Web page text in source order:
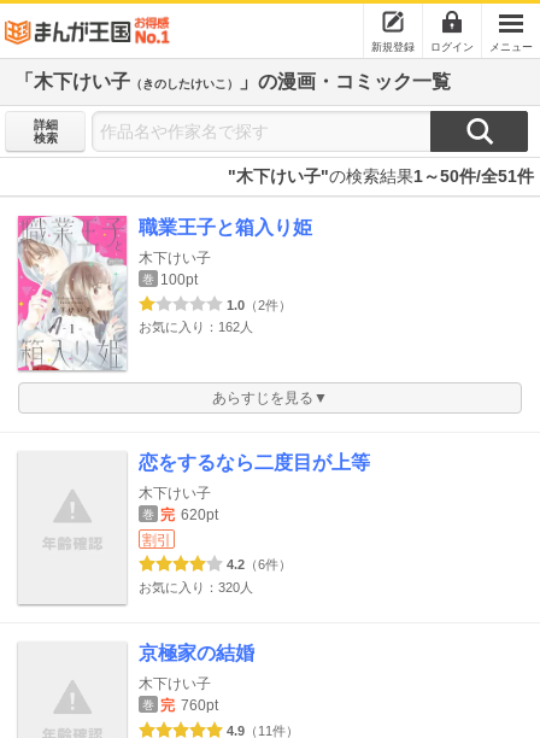
新規登録 ログイン メニュー
「木下けい子 （きのしたけいこ） 」の漫画・コミック一覧
詳細
検索
"木下けい子"の検索結果1～50件/全51件
職業王子と箱入り姫
木下けい子
巻 100pt
1.0 （2件）
お気に入り：162人
あらすじを見る▼
恋をするなら二度目が上等
木下けい子
巻 完 620pt
割引
4.2 （6件）
お気に入り：320人
京極家の結婚
木下けい子
巻 完 760pt
4.9 （11件）